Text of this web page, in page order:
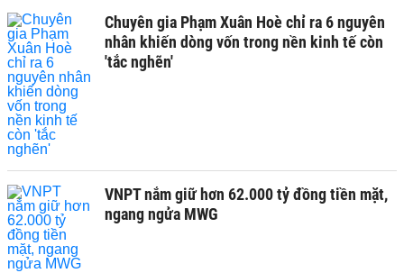
Chuyên gia Phạm Xuân Hoè chỉ ra 6 nguyên
nhân khiến dòng vốn trong nền kinh tế còn
'tắc nghẽn'
VNPT nắm giữ hơn 62.000 tỷ đồng tiền mặt,
ngang ngửa MWG